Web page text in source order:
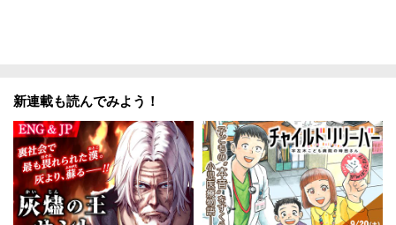
新連載も読んでみよう！